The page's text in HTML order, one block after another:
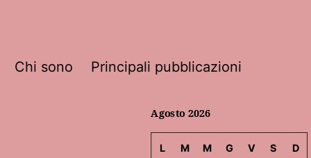
Chi sono Principali pubblicazioni
Agosto 2026
L M M G V S D